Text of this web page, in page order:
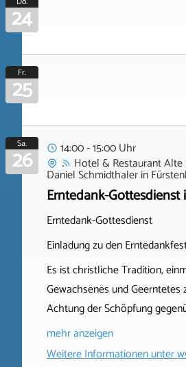
24
Fr.
25
Sa.
26
14:00 - 15:00 Uhr
Hotel & Restaurant
Daniel Schmidthalerin
Erntedank-
Erntedank-Gottesdienst
Einladung zu den
Es ist christliche Tradition,
Gewachsenes und
Achtung der Schöpfung
mehr anzeigen
Weitere Informationen unter